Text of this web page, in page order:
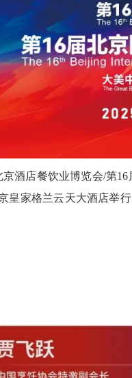
京酒店餐饮业博览会/第
皇家格兰云天大酒店举